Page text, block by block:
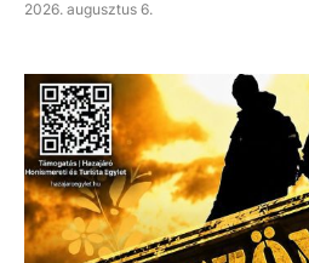
2026. augusztus 6.